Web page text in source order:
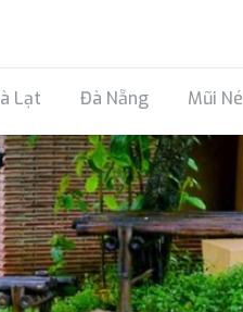
Lạt Đà Nẵng Mũi Né